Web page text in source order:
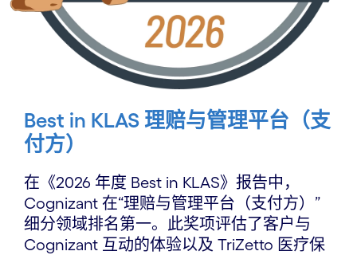
Best in KLAS 理赔与管理平台（支
付方）
在《2026 年度 Best in KLAS》报告中，
Cognizant 在“理赔与管理平台（支付方）”
细分领域排名第一。此奖项评估了客户与
Cognizant 互动的体验以及 TriZetto 医疗保